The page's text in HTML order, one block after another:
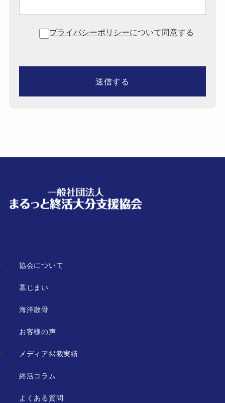
プライバシーポリシーについて同意する
協会について
墓じまい
海洋散骨
お客様の声
メディア掲載実績
終活コラム
よくある質問